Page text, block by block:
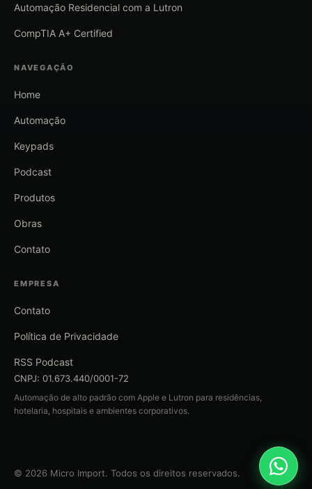
Automação Residencial com a Lutron
CompTIA A+ Certified
NAVEGAÇÃO
Home
Automação
Keypads
Podcast
Produtos
Obras
Contato
EMPRESA
Contato
Política de Privacidade
RSS Podcast
CNPJ: 01.673.440/0001-72
Automação de alto padrão com Apple e Lutron para residências,
hotelaria, hospitais e ambientes corporativos.
© 2026 Micro Import. Todos os direitos reservados.